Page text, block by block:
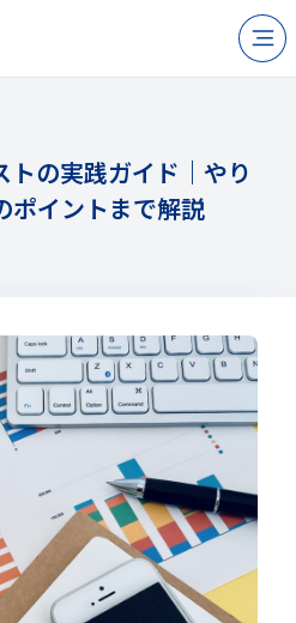
い合わせ
EN
トの実践ガイド｜やり
ポイントまで解説